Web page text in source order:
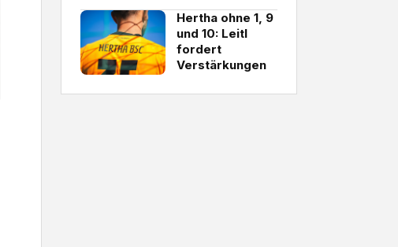
Hertha ohne 1, 9
und 10: Leitl
fordert
Verstärkungen